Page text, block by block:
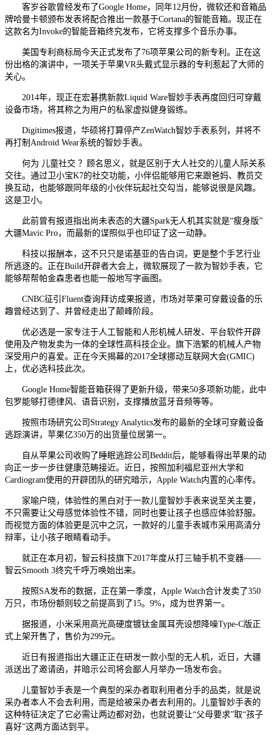
客岁谷歌曾经发布了Google Home，同年12月份，微软还和音箱品
牌哈曼卡顿颁布发表将配合推出一款基于Cortana的智能音箱。现正在
这款名为Invoke的智能音箱终究发布，它将支撑多个音乐办事。
美国专利商标局今天正式发布了76项苹果公司的新专利。正在这
份出格的演讲中，一项关于苹果VR头戴式显示器的专利惹起了大师的
关心。
2014年，现正在宏碁携新款Liquid Ware智妙手表再度回归可穿戴
设备市场，将其称之为用户的私家虚拟健身锻练。
Digitimes报道，华硕将打算停产ZenWatch智妙手表系列，并将不
再打制Android Wear系统的智妙手表。
何为 儿童社交 ？顾名思义，就是区别于大人社交的儿童人际关系
交往。通过卫小宝K7的社交功能，小伴侣能够用它来跟爸妈、教员交
换互动，也能够跟同年级的小伙伴玩起社交勾当，能够说很是风趣。
这是卫小。
此前曾有报道指出尚未表态的大疆Spark无人机其实就是“瘦身版”
大疆Mavic Pro，而最新的谍照似乎也印证了这一动静。
科技以报酬本，这不只只是诺基亚的告白词，更是整个手艺行业
所逃逐的。正在Build开辟者大会上，微软展现了一款为智妙手表，它
能够帮帮帕金森患者也能一般地写字画图。
CNBC征引Fluent查询拜访成果报道，市场对苹果可穿戴设备的乐
趣曾经达到了、并曾经走出了颠峰阶段。
优必选是一家专注于人工智能和人形机械人研发、平台软件开辟
使用及产物发卖为一体的全球性高科技企业。旗下浩繁的机械人产物
深受用户的喜爱。正在今天揭幕的2017全球挪动互联网大会(GMIC)
上，优必选科技此次。
Google Home智能音箱获得了更新升级，带来50多项新功能，此中
包罗能够打德律风、语音识别，支撑播放蓝牙音频等等。
按照市场研究公司Strategy Analytics发布的最新的全球可穿戴设备
逃踪演讲，苹果亿350万的出货量位居第一。
自从苹果公司收购了睡眠逃踪公司Beddit后，能够看得出苹果的动
向正一步一步往健康范畴接近。近日，按照加利福尼亚州大学和
Cardiogram使用的开辟团队的研究暗示，Apple Watch内置的心率传。
家喻户晓，体验性的黑白对于一款儿童智妙手表来说至关主要，
不只需要让父母感觉体验性不错，同时也要让孩子也感应体验舒服。
而视觉方面的体验更是沉中之沉，一款好的儿童手表城市采用高清分
辩率，让小孩子眼睛看动手。
就正在本月初，智云科技旗下2017年度从打三轴手机不变器——
智云Smooth 3终究千呼万唤始出来。
按照SA发布的数据，正在第一季度，Apple Watch合计发卖了350
万只，市场份额则较之前提高到了15。9%，成为世界第一。
据报道，小米采用高光高硬度镀钛金属耳壳设想降噪Type-C版正
式上架开售了，售价为299元。
近日有报道指出大疆正正在研发一款小型的无人机，近日，大疆
派送出了邀请函，并暗示公司将会鄙人月举办一场发布会。
儿童智妙手表是一个典型的采办者取利用者分手的品类，就是说
采办者本人不会去利用，而是给被采办者去利用的。儿童智妙手表的
这种特征决定了它必需让两边都对劲，也就说要让“父母要求”取“孩子
喜好”这两方面达到平。